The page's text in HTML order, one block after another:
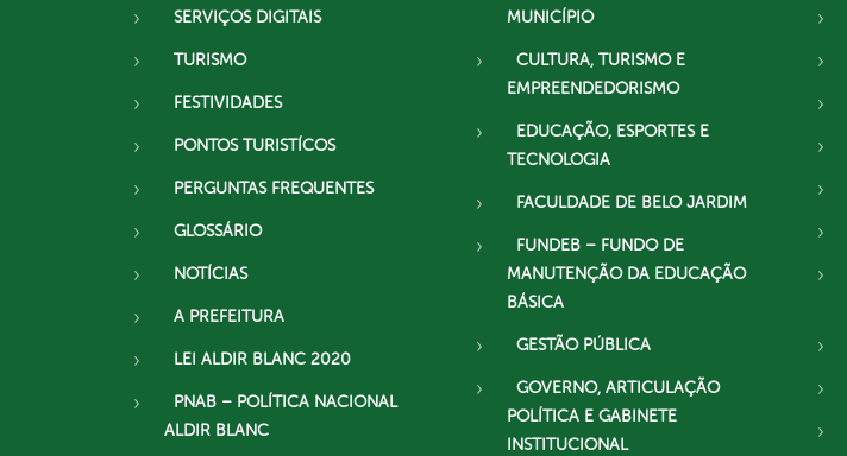
SERVIÇOS DIGITAIS
TURISMO
FESTIVIDADES
PONTOS TURISTÍCOS
PERGUNTAS FREQUENTES
GLOSSÁRIO
NOTÍCIAS
A PREFEITURA
LEI ALDIR BLANC 2020
PNAB – POLÍTICA NACIONAL
ALDIR BLANC
MUNICÍPIO
CULTURA, TURISMO E
EMPREENDEDORISMO
EDUCAÇÃO, ESPORTES E
TECNOLOGIA
FACULDADE DE BELO JARDIM
FUNDEB – FUNDO DE
MANUTENÇÃO DA EDUCAÇÃO
BÁSICA
GESTÃO PÚBLICA
GOVERNO, ARTICULAÇÃO
POLÍTICA E GABINETE
INSTITUCIONAL